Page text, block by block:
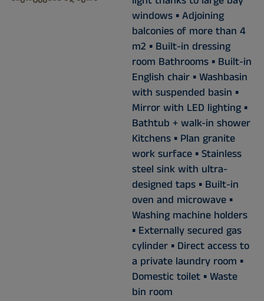
windows ▪ Adjoining
balconies of more than 4
m2 ▪ Built-in dressing
room Bathrooms ▪ Built-in
English chair ▪ Washbasin
with suspended basin ▪
Mirror with LED lighting ▪
Bathtub + walk-in shower
Kitchens ▪ Plan granite
work surface ▪ Stainless
steel sink with ultra-
designed taps ▪ Built-in
oven and microwave ▪
Washing machine holders
▪ Externally secured gas
cylinder ▪ Direct access to
a private laundry room ▪
Domestic toilet ▪ Waste
bin room